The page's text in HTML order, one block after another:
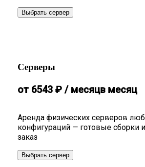
Выбрать сервер
Серверы
Аренда физических серверов
конфигураций — готовые сборки
заказ
от 6543 ₽ / месяцв месяц
Выбрать сервер